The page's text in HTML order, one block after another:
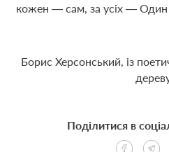
кожен — сам, за усіх — Один
Борис Херсонський, із
Поділитися в